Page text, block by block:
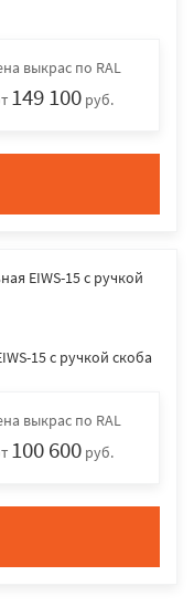
выкрас по RAL
149 100 руб.
15 с ручкой скоба
выкрас по RAL
100 600 руб.